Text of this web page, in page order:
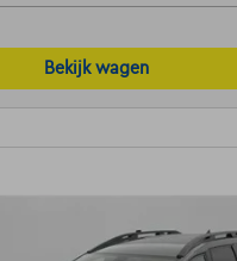
Bekijk wagen